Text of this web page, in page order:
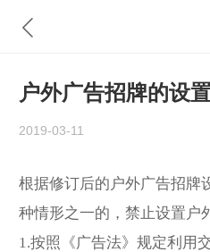
户外广告招牌的设
2019-03-11
根据修订后的户外广告招牌
种情形之一的，禁止设置
1.按照《广告法》规定利用